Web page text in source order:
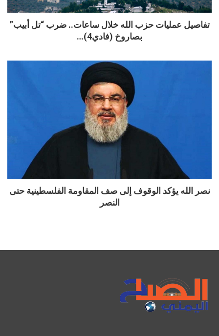
تفاصيل عمليات حزب الله خلال ساعات.. ضرب “تل أبيب”
بصاروخ (فادي4)…
نصر الله يؤكد الوقوف إلى صف المقاومة الفلسطينية حتى
النصر